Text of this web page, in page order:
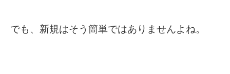
でも、新規はそう簡単ではありませんよね。